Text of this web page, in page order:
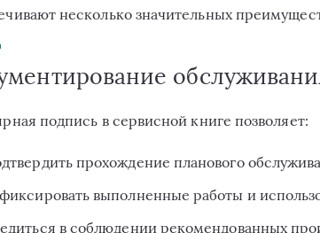
несколько значительных
подпись в сервисной книге позволяет:
прохождение планового
выполненные работы и
в соблюдении рекомендованных